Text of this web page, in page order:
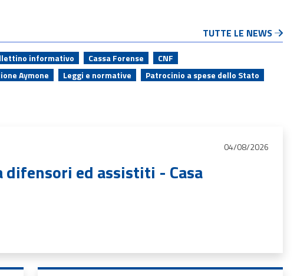
TUTTE LE NEWS
informativo Cassa Forense
CNF
Aymone Leggi e normative
Patrocinio a spese dello Stato
04/08/2026
difensori ed assistiti - Casa